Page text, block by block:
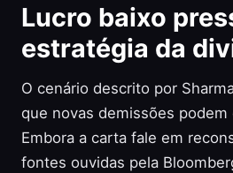
Lucro baixo
estratégia da
O cenário descrito por
que novas demissões podem
Embora a carta fale em
fontes ouvidas pela